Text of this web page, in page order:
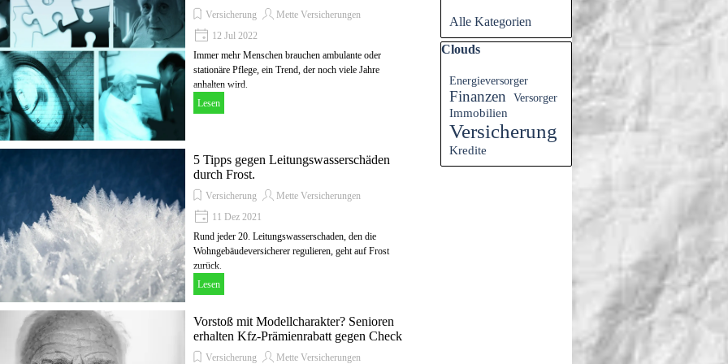
Versicherung
Mette Versicherungen
12 Jul 2022
Immer mehr Menschen brauchen ambulante oder
stationäre Pflege, ein Trend, der noch viele Jahre
anhalten wird.
Lesen
5 Tipps gegen Leitungswasserschäden
durch Frost.
Versicherung
Mette Versicherungen
11 Dez 2021
Rund jeder 20. Leitungswasserschaden, den die
Wohngebäudeversicherer regulieren, geht auf Frost
zurück.
Lesen
Vorstoß mit Modellcharakter? Senioren
erhalten Kfz-Prämienrabatt gegen Check
Versicherung Mette Versicherungen
Alle Kategorien
Block überspringen Clouds
Clouds
Energieversorger
Finanzen
Versorger
Immobilien
Versicherung
Kredite